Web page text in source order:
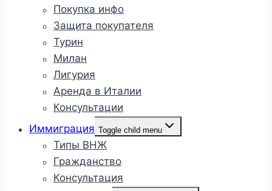
Покупка инфо
Защита покупателя
Турин
Милан
Лигурия
Аренда в Италии
Консультации
Иммиграция Toggle child menu
Типы ВНЖ
Гражданство
Консультация